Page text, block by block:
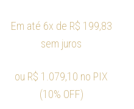
Em até 6x de R$ 199,83
sem juros
ou R$ 1.079,10 no PIX
(10% OFF)